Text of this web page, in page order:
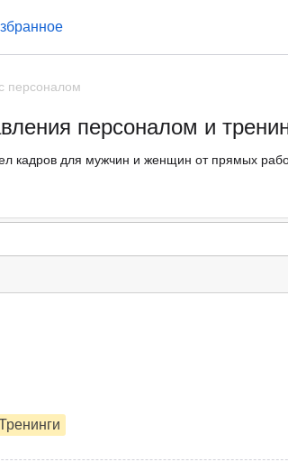
персоналом
персоналом и
кадров для мужчин и женщин от прямых